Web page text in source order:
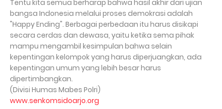
Tentu kita semua berharap bahwa hasil akhir dari ujian
bangsa Indonesia melalui proses demokrasi adalah
"Happy Ending". Berbagai perbedaan itu harus disikapi
secara cerdas dan dewasa, yaitu ketika sema pihak
mampu mengambil kesimpulan bahwa selain
kepentingan kelompok yang harus diperjuangkan, ada
kepentingan umum yang lebih besar harus
dipertimbangkan.
(Divisi Humas Mabes Polri)
www.senkomsidoarjo.org